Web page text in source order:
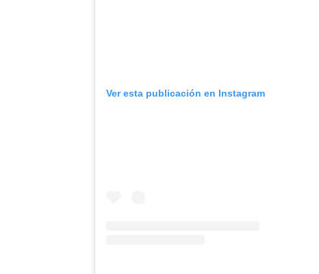
Ver esta publicación en Instagram